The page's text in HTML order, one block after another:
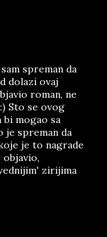
spreman da
dolazi ovaj
roman, ne
Sto se ovog
bi mogao sa
je spreman da
je to nagrade
zirijima